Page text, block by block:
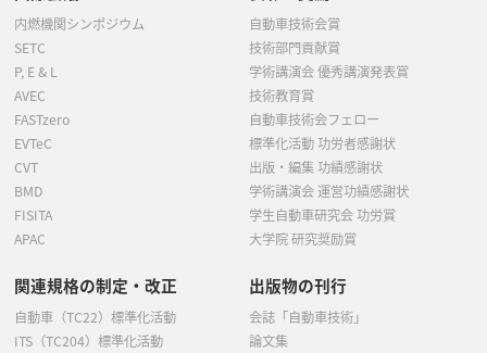
内燃機関シンポジウム
SETC
P, E & L
AVEC
FASTzero
EVTeC
CVT
BMD
FISITA
APAC
自動車技術会賞
技術部門貢献賞
学術講演会 優秀講演発表賞
技術教育賞
自動車技術会フェロー
標準化活動 功労者感謝状
出版・編集 功績感謝状
学術講演会 運営功績感謝状
学生自動車研究会 功労賞
大学院 研究奨励賞
関連規格の制定・改正
自動車（TC22）標準化活動
ITS（TC204）標準化活動
出版物の刊行
会誌「自動車技術」
論文集